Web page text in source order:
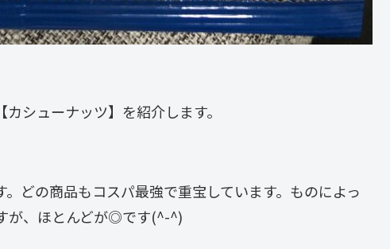
シューナッツ】を紹介します。
どの商品もコスパ最強で重宝しています。ものによっ
が、ほとんどが◎です(^-^)